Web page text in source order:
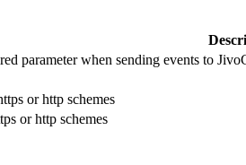
parameter when sending events to
or http schemes
or http schemes